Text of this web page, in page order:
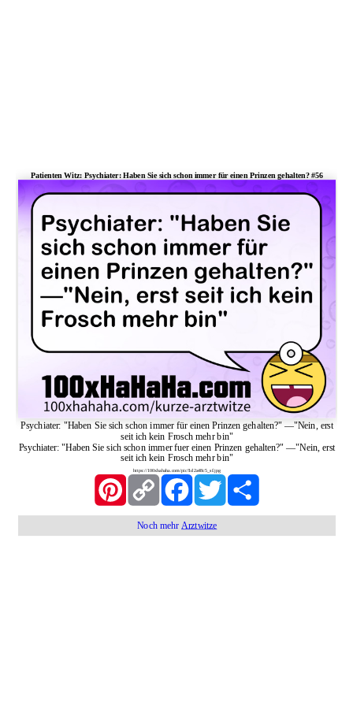
Patienten Witz: Psychiater: Haben Sie sich schon immer für einen Prinzen gehalten? #56
Psychiater: "Haben Sie sich schon immer für einen Prinzen gehalten?" —"Nein, erst
seit ich kein Frosch mehr bin"
Psychiater: "Haben Sie sich schon immer fuer einen Prinzen gehalten?" —"Nein, erst
seit ich kein Frosch mehr bin"
https://100xhahaha.com/pic!1d2a48c5_sf.jpg
PinterestCopy
Link
FacebookTwitter Share
Noch mehr Arztwitze